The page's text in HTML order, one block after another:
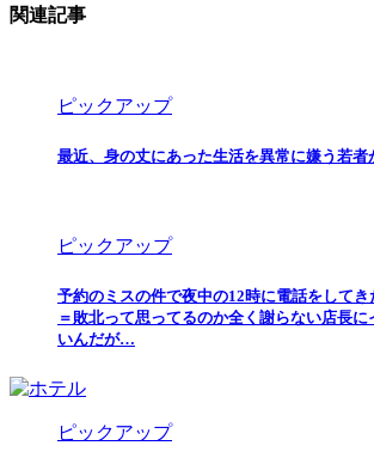
関連記事
ピックアップ
最近、身の丈にあった生活を異常に嫌う若者
ピックアップ
予約のミスの件で夜中の12時に電話をして
＝敗北って思ってるのか全く謝らない店長
いんだが…
ピックアップ